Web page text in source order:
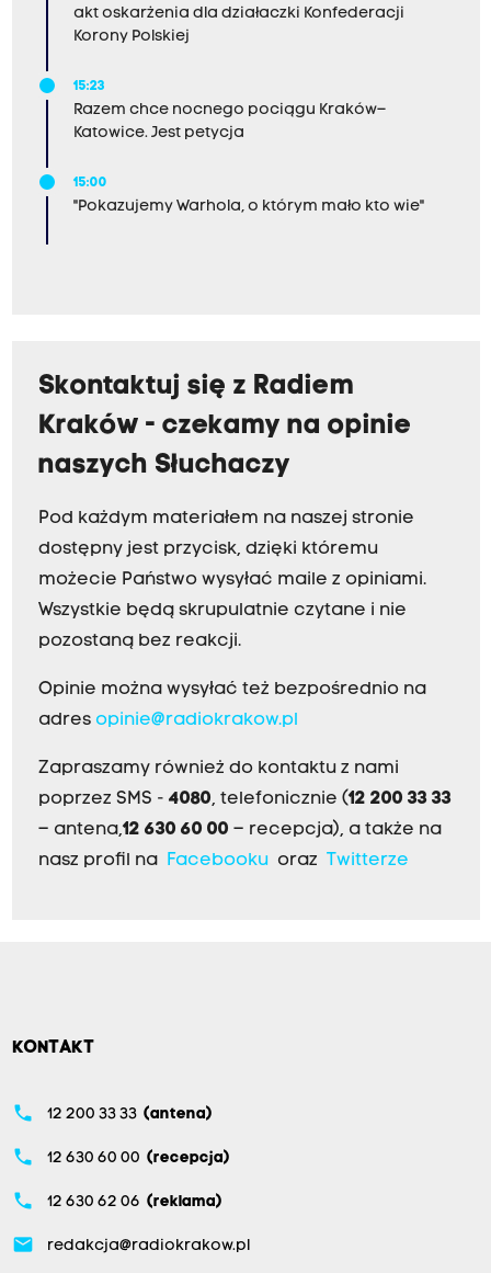
akt oskarżenia dla działaczki Konfederacji
Korony Polskiej
15:23
Razem chce nocnego pociągu Kraków–
Katowice. Jest petycja
15:00
"Pokazujemy Warhola, o którym mało kto wie"
Skontaktuj się z Radiem
Kraków - czekamy na opinie
naszych Słuchaczy
Pod każdym materiałem na naszej stronie
dostępny jest przycisk, dzięki któremu
możecie Państwo wysyłać maile z opiniami.
Wszystkie będą skrupulatnie czytane i nie
pozostaną bez reakcji.
Opinie można wysyłać też bezpośrednio na
adres opinie@radiokrakow.pl
Zapraszamy również do kontaktu z nami
poprzez SMS - 4080, telefonicznie (12 200 33 33
– antena,12 630 60 00 – recepcja), a także na
nasz profil na
Facebookuoraz Twitterze
KONTAKT
phone 12 200 33 33 (antena)
phone 12 630 60 00 (recepcja)
phone 12 630 62 06 (reklama)
email redakcja@radiokrakow.pl